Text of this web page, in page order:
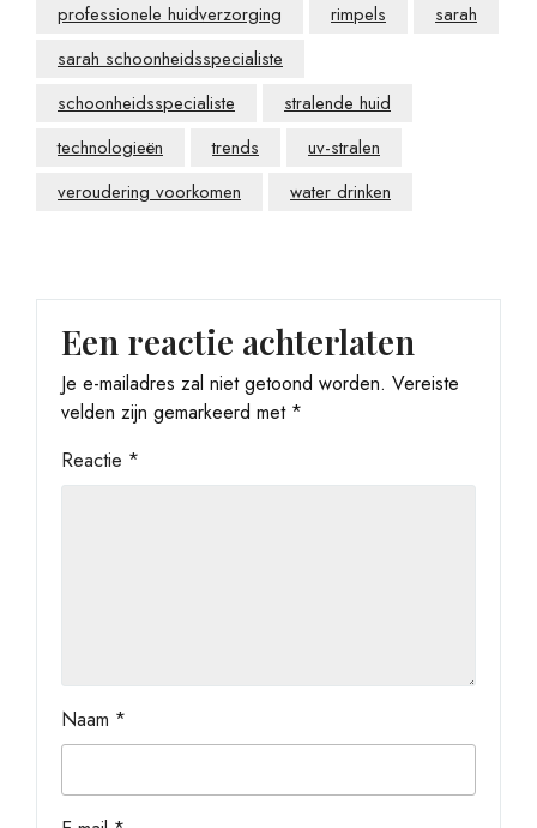
professionele huidverzorging
rimpels
sarah
sarah schoonheidsspecialiste
schoonheidsspecialiste
stralende huid
technologieën
trends
uv-stralen
veroudering voorkomen
water drinken
Een reactie achterlaten
Je e-mailadres zal niet getoond worden. Vereiste
velden zijn gemarkeerd met *
Reactie *
Naam *